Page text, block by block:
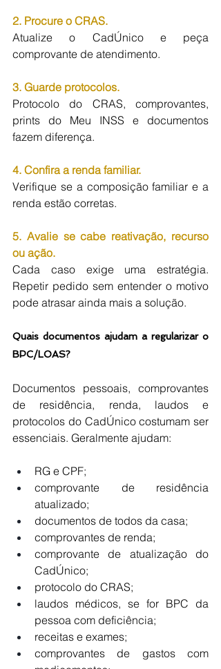
2. Procure o CRAS.
Atualize o CadÚnico e peça
comprovante de atendimento.
3. Guarde protocolos.
Protocolo do CRAS, comprovantes,
prints do Meu INSS e documentos
fazem diferença.
4. Confira a renda familiar.
Verifique se a composição familiar e a
renda estão corretas.
5. Avalie se cabe reativação, recurso
ou ação.
Cada caso exige uma estratégia.
Repetir pedido sem entender o motivo
pode atrasar ainda mais a solução.
Quais documentos ajudam a regularizar o
BPC/LOAS?
Documentos pessoais, comprovantes
de residência, renda, laudos e
protocolos do CadÚnico costumam ser
essenciais. Geralmente ajudam:
RG e CPF;
comprovante de residência
atualizado;
documentos de todos da casa;
comprovantes de renda;
comprovante de atualização do
CadÚnico;
protocolo do CRAS;
laudos médicos, se for BPC da
pessoa com deficiência;
receitas e exames;
comprovantes de gastos com